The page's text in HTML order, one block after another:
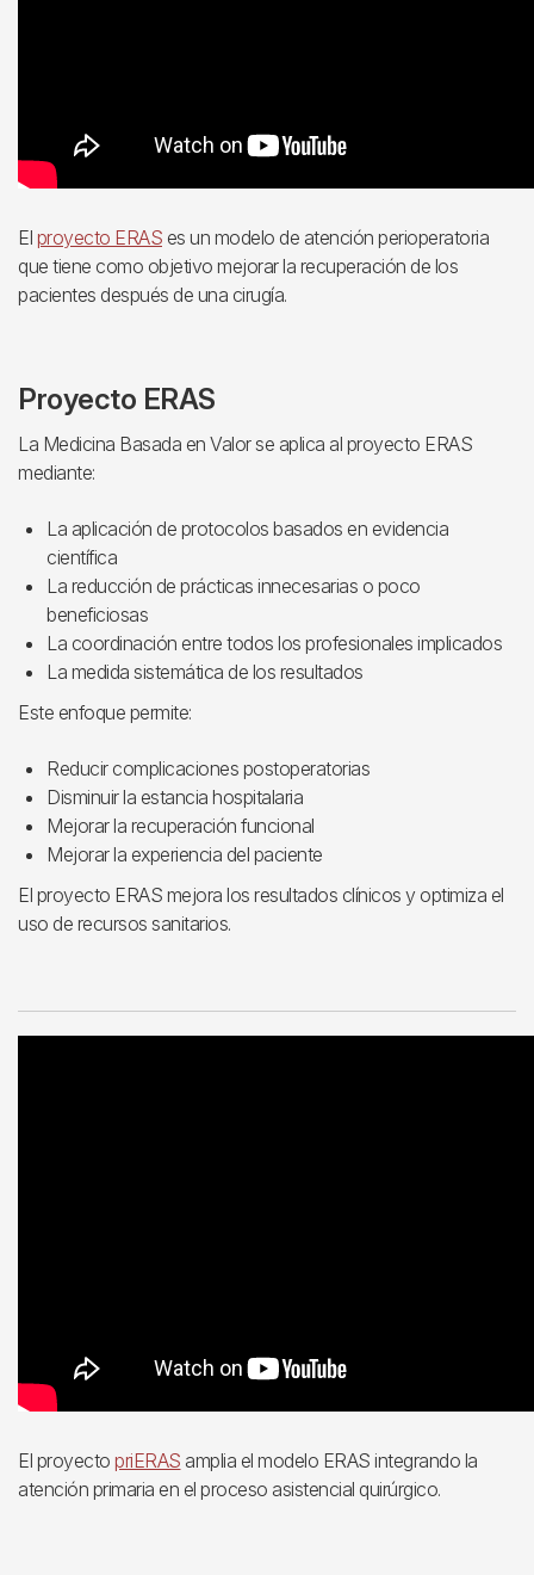
El proyecto ERAS es un modelo de atención perioperatoria
que tiene como objetivo mejorar la recuperación de los
pacientes después de una cirugía.
Proyecto ERAS
La Medicina Basada en Valor se aplica al proyecto ERAS
mediante:
La aplicación de protocolos basados ​​en evidencia
científica
La reducción de prácticas innecesarias o poco
beneficiosas
La coordinación entre todos los profesionales implicados
La medida sistemática de los resultados
Este enfoque permite:
Reducir complicaciones postoperatorias
Disminuir la estancia hospitalaria
Mejorar la recuperación funcional
Mejorar la experiencia del paciente
El proyecto ERAS mejora los resultados clínicos y optimiza el
uso de recursos sanitarios.
El proyecto priERAS amplia el modelo ERAS integrando la
atención primaria en el proceso asistencial quirúrgico.